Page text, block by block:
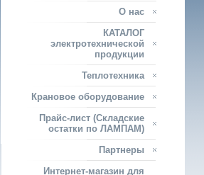
О нас
КАТАЛОГ
электротехнической
продукции
Теплотехника
Крановое оборудование
Прайс-лист (Складские
остатки по ЛАМПАМ)
Партнеры
Интернет-магазин для